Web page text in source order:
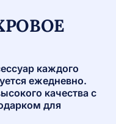
каждого
ежедневно.
качества с
для